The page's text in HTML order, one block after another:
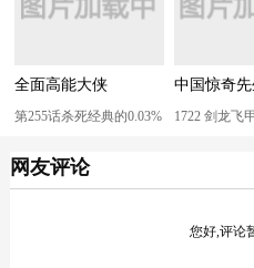
全面高能大侠
第255话杀死经典的0.03%
中国惊奇先
1722 剑龙飞甲
网友评论
您好,评论